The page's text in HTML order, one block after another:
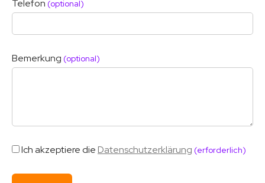
Telefon (optional)
Bemerkung (optional)
Ich akzeptiere dieDatenschutzerklärung (erforderlich)